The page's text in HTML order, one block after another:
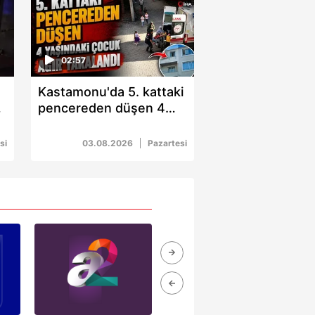
detaylı bilgi için Ayarlar
ve sitemizde ilgili
02:57
Kastamonu'da 5. kattaki
pencereden düşen 4
yaralandı03.08.2026 Pazartesi